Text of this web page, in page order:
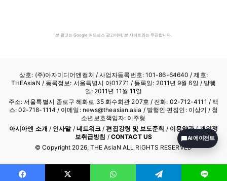
본 광고는 Google 애드센스 광고이며, 본 사이트와는 무관합니다.
상호: (주)아자미디어앤컬처 /사업자등록번호: 101-86-64640 / 제호:
THEAsiaN / 등록정보: 서울특별시 아01771 / 등록일: 2011년 9월 6일 / 발행
일: 2011년 11월 11일
주소: 서울특별시 종로구 혜화로 35 화수회관 207호 / 전화: 02-712-4111 / 팩
스: 02-718-1114 / 이메일: news@theasian.asia / 발행인·편집인: 이상기 / 청
소년보호책임자: 이주형
아시아엔 소개 / 인사말/ 네트워크 /편집강령 및 보도준칙 / 이용약관/개인정
보취급방침 / CONTACT US
© Copyright 2026, THE AsiaN ALL RIGHTS RESERVED
AI 에이전트